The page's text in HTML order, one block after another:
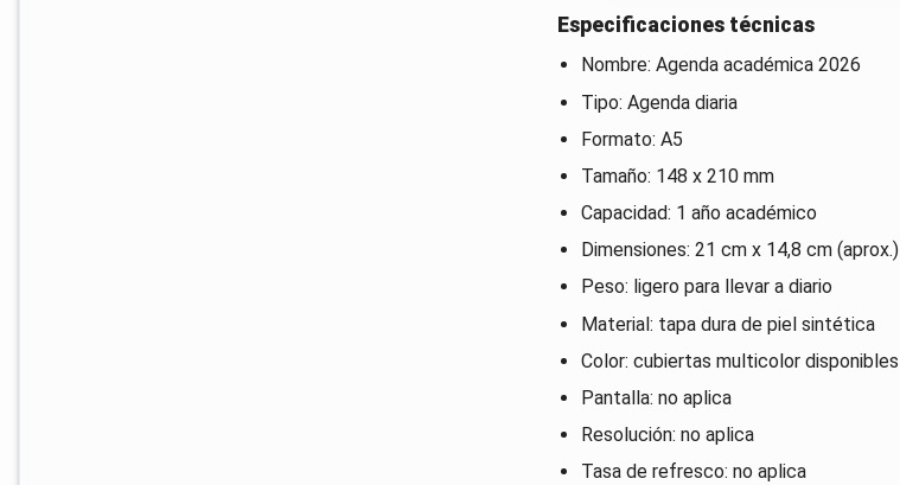
Especificaciones técnicas
Nombre: Agenda académica 2026
Tipo: Agenda diaria
Formato: A5
Tamaño: 148 x 210 mm
Capacidad: 1 año académico
Dimensiones: 21 cm x 14,8 cm (aprox.)
Peso: ligero para llevar a diario
Material: tapa dura de piel sintética
Color: cubiertas multicolor disponibles
Pantalla: no aplica
Resolución: no aplica
Tasa de refresco: no aplica